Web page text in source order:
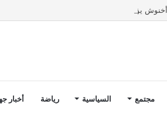
أخنوش يؤكد في المذكرة التوجيهية حول ميزانية 2027 أن ثوابت العدالة الاجتماعية والمجالية خيار استراتيجي للبلاد
مجتمع السياسية رياضة أخبار